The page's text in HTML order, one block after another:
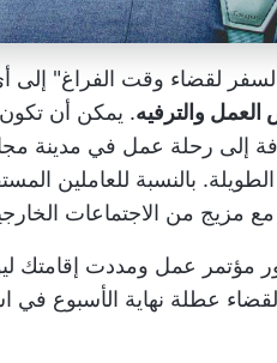
لقضاء وقت الفراغ" إلى
والترفيه. يمكن أن
إلى رحلة عمل في مدينة
بالنسبة للعاملين
مزيج من الاجتماعات
عمل ومددت إقامتك
عطلة نهاية الأسبوع